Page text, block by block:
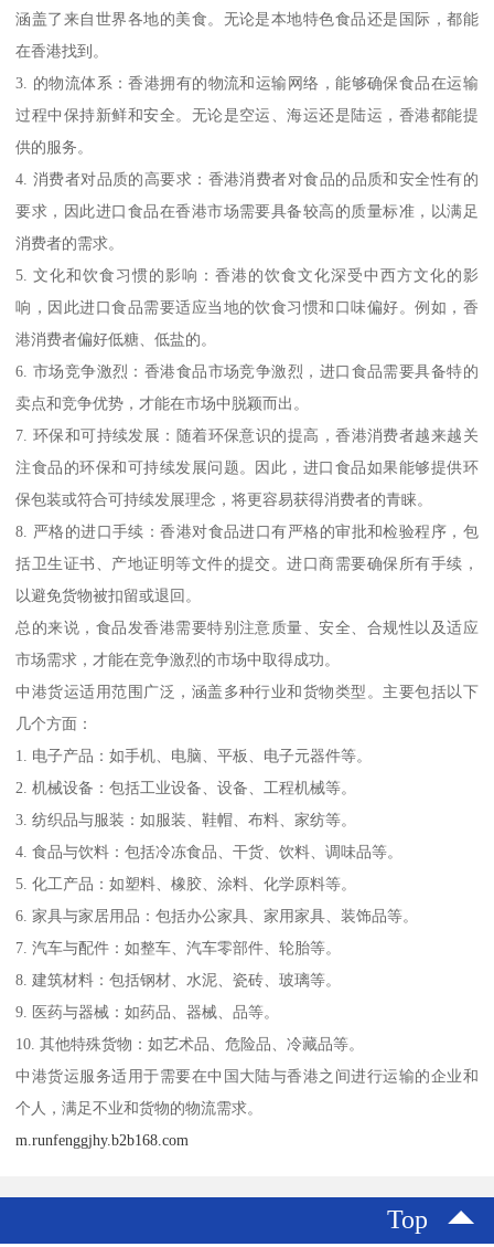
涵盖了来自世界各地的美食。无论是本地特色食品还是国际，都能
在香港找到。
3. 的物流体系：香港拥有的物流和运输网络，能够确保食品在运输
过程中保持新鲜和安全。无论是空运、海运还是陆运，香港都能提
供的服务。
4. 消费者对品质的高要求：香港消费者对食品的品质和安全性有的
要求，因此进口食品在香港市场需要具备较高的质量标准，以满足
消费者的需求。
5. 文化和饮食习惯的影响：香港的饮食文化深受中西方文化的影
响，因此进口食品需要适应当地的饮食习惯和口味偏好。例如，香
港消费者偏好低糖、低盐的。
6. 市场竞争激烈：香港食品市场竞争激烈，进口食品需要具备特的
卖点和竞争优势，才能在市场中脱颖而出。
7. 环保和可持续发展：随着环保意识的提高，香港消费者越来越关
注食品的环保和可持续发展问题。因此，进口食品如果能够提供环
保包装或符合可持续发展理念，将更容易获得消费者的青睐。
8. 严格的进口手续：香港对食品进口有严格的审批和检验程序，包
括卫生证书、产地证明等文件的提交。进口商需要确保所有手续，
以避免货物被扣留或退回。
总的来说，食品发香港需要特别注意质量、安全、合规性以及适应
市场需求，才能在竞争激烈的市场中取得成功。
中港货运适用范围广泛，涵盖多种行业和货物类型。主要包括以下
几个方面：
1. 电子产品：如手机、电脑、平板、电子元器件等。
2. 机械设备：包括工业设备、设备、工程机械等。
3. 纺织品与服装：如服装、鞋帽、布料、家纺等。
4. 食品与饮料：包括冷冻食品、干货、饮料、调味品等。
5. 化工产品：如塑料、橡胶、涂料、化学原料等。
6. 家具与家居用品：包括办公家具、家用家具、装饰品等。
7. 汽车与配件：如整车、汽车零部件、轮胎等。
8. 建筑材料：包括钢材、水泥、瓷砖、玻璃等。
9. 医药与器械：如药品、器械、品等。
10. 其他特殊货物：如艺术品、危险品、冷藏品等。
中港货运服务适用于需要在中国大陆与香港之间进行运输的企业和
个人，满足不业和货物的物流需求。
m.runfenggjhy.b2b168.com
Top